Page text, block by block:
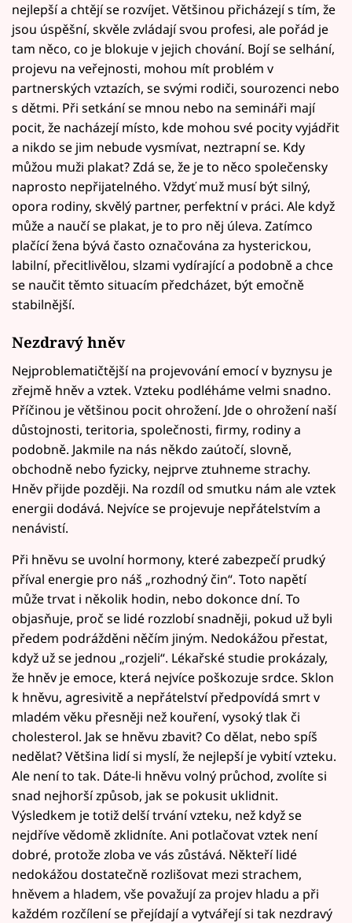
nejlepší a chtějí se rozvíjet. Většinou přicházejí s tím, že
jsou úspěšní, skvěle zvládají svou profesi, ale pořád je
tam něco, co je blokuje v jejich chování. Bojí se selhání,
projevu na veřejnosti, mohou mít problém v
partnerských vztazích, se svými rodiči, sourozenci nebo
s dětmi. Při setkání se mnou nebo na semináři mají
pocit, že nacházejí místo, kde mohou své pocity vyjádřit
a nikdo se jim nebude vysmívat, neztrapní se. Kdy
můžou muži plakat? Zdá se, že je to něco společensky
naprosto nepřijatelného. Vždyť muž musí být silný,
opora rodiny, skvělý partner, perfektní v práci. Ale když
může a naučí se plakat, je to pro něj úleva. Zatímco
plačící žena bývá často označována za hysterickou,
labilní, přecitlivělou, slzami vydírající a podobně a chce
se naučit těmto situacím předcházet, být emočně
stabilnější.
Nezdravý hněv
Nejproblematičtější na projevování emocí v byznysu je
zřejmě hněv a vztek. Vzteku podléháme velmi snadno.
Příčinou je většinou pocit ohrožení. Jde o ohrožení naší
důstojnosti, teritoria, společnosti, firmy, rodiny a
podobně. Jakmile na nás někdo zaútočí, slovně,
obchodně nebo fyzicky, nejprve ztuhneme strachy.
Hněv přijde později. Na rozdíl od smutku nám ale vztek
energii dodává. Nejvíce se projevuje nepřátelstvím a
nenávistí.
Při hněvu se uvolní hormony, které zabezpečí prudký
příval energie pro náš „rozhodný čin“. Toto napětí
může trvat i několik hodin, nebo dokonce dní. To
objasňuje, proč se lidé rozzlobí snadněji, pokud už byli
předem podrážděni něčím jiným. Nedokážou přestat,
když už se jednou „rozjeli“. Lékařské studie prokázaly,
že hněv je emoce, která nejvíce poškozuje srdce. Sklon
k hněvu, agresivitě a nepřátelství předpovídá smrt v
mladém věku přesněji než kouření, vysoký tlak či
cholesterol. Jak se hněvu zbavit? Co dělat, nebo spíš
nedělat? Většina lidí si myslí, že nejlepší je vybití vzteku.
Ale není to tak. Dáte-li hněvu volný průchod, zvolíte si
snad nejhorší způsob, jak se pokusit uklidnit.
Výsledkem je totiž delší trvání vzteku, než když se
nejdříve vědomě zklidníte. Ani potlačovat vztek není
dobré, protože zloba ve vás zůstává. Někteří lidé
nedokážou dostatečně rozlišovat mezi strachem,
hněvem a hladem, vše považují za projev hladu a při
každém rozčílení se přejídají a vytvářejí si tak nezdravý